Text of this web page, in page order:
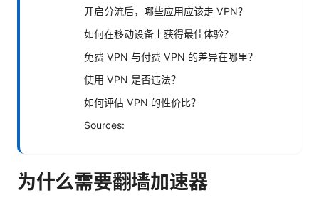
开启分流后，哪些应用应该走 VPN？
如何在移动设备上获得最佳体验？
免费 VPN 与付费 VPN 的差异在哪里？
使用 VPN 是否违法？
如何评估 VPN 的性价比？
Sources:
为什么需要翻墙加速器